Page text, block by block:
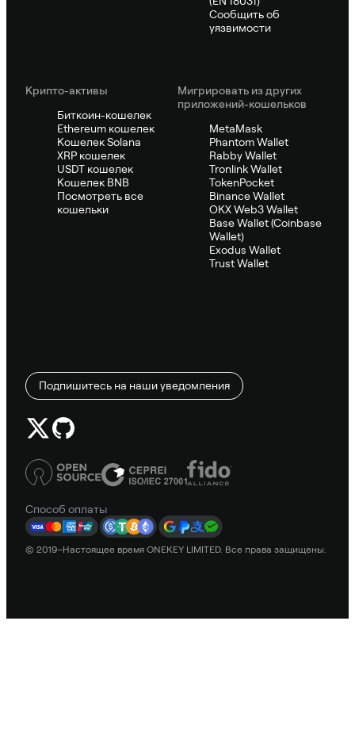
Сообщить об
уязвимости
Крипто-активы
Биткоин-кошелек
Ethereum кошелек
Кошелек Solana
XRP кошелек
USDT кошелек
Кошелек BNB
Посмотреть все
кошельки
Мигрировать из других
приложений-кошельков
MetaMask
Phantom Wallet
Rabby Wallet
Tronlink Wallet
TokenPocket
Binance Wallet
OKX Web3 Wallet
Base Wallet (Coinbase
Wallet)
Exodus Wallet
Trust Wallet
Подпишитесь на наши уведомления
Способ оплаты
© 2019–Настоящее время ONEKEY LIMITED. Все права защищены.